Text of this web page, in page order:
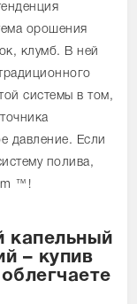
орошения
клумб. В ней
системы в том,
давление. Если
полива,
™!
– купив